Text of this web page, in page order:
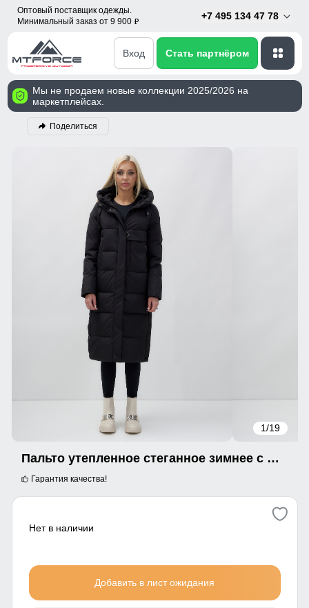
Оптовый поставщик одежды.
Минимальный заказ от 9 900 p
+7 495 134 47 78
Вход Стать партнёром
Мы не продаем новые коллекции 2025/2026 на
маркетплейсах.
Поделиться
1/19
Пальто утепленное стеганное зимнее с капюшоном женское черного цвета 9628Ch
Гарантия качества!
Нет в наличии
Добавить в лист ожидания